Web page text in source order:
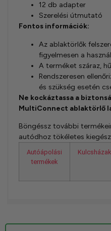
12 db adapter
Szerelési útmutató
Fontos információk:
Az ablaktörlők
figyelmesen a
A terméket száraz,
Rendszeresen
és szükség esetén
Ne kockáztassa a
MultiConnect ablaktörlő
Böngéssz további
autódhoz tökéletes
Autóápolási
termékek
Kulcsházak